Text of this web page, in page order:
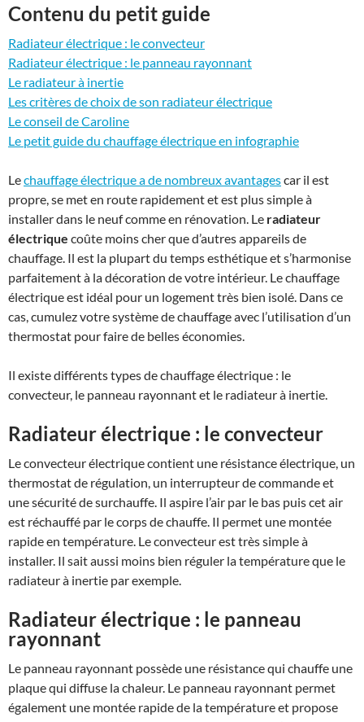
Contenu du petit guide
Radiateur électrique : le convecteur
Radiateur électrique : le panneau rayonnant
Le radiateur à inertie
Les critères de choix de son radiateur électrique
Le conseil de Caroline
Le petit guide du chauffage électrique en infographie
Lechauffage électrique a de nombreux avantagescar il est
propre, se met en route rapidement et est plus simple à
installer dans le neuf comme en rénovation. Le radiateur
électrique coûte moins cher que d’autres appareils de
chauffage. Il est la plupart du temps esthétique et s’harmonise
parfaitement à la décoration de votre intérieur. Le chauffage
électrique est idéal pour un logement très bien isolé. Dans ce
cas, cumulez votre système de chauffage avec l’utilisation d’un
thermostat pour faire de belles économies.
Il existe différents types de chauffage électrique : le
convecteur, le panneau rayonnant et le radiateur à inertie.
Radiateur électrique : le convecteur
Le convecteur électrique contient une résistance électrique, un
thermostat de régulation, un interrupteur de commande et
une sécurité de surchauffe. Il aspire l’air par le bas puis cet air
est réchauffé par le corps de chauffe. Il permet une montée
rapide en température. Le convecteur est très simple à
installer. Il sait aussi moins bien réguler la température que le
radiateur à inertie par exemple.
Radiateur électrique : le panneau
rayonnant
Le panneau rayonnant possède une résistance qui chauffe une
plaque qui diffuse la chaleur. Le panneau rayonnant permet
également une montée rapide de la température et propose